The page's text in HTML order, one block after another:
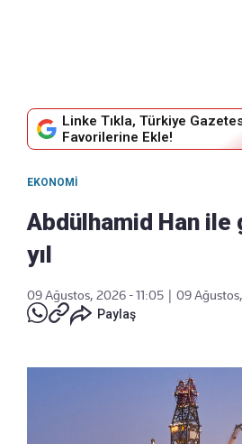
Linke Tıkla, Türkiye
Favorilerine Ekle!
EKONOMI
Abdülhamid Han ile
yıl
09 Ağustos, 2026 - 11:05
09
Paylaş